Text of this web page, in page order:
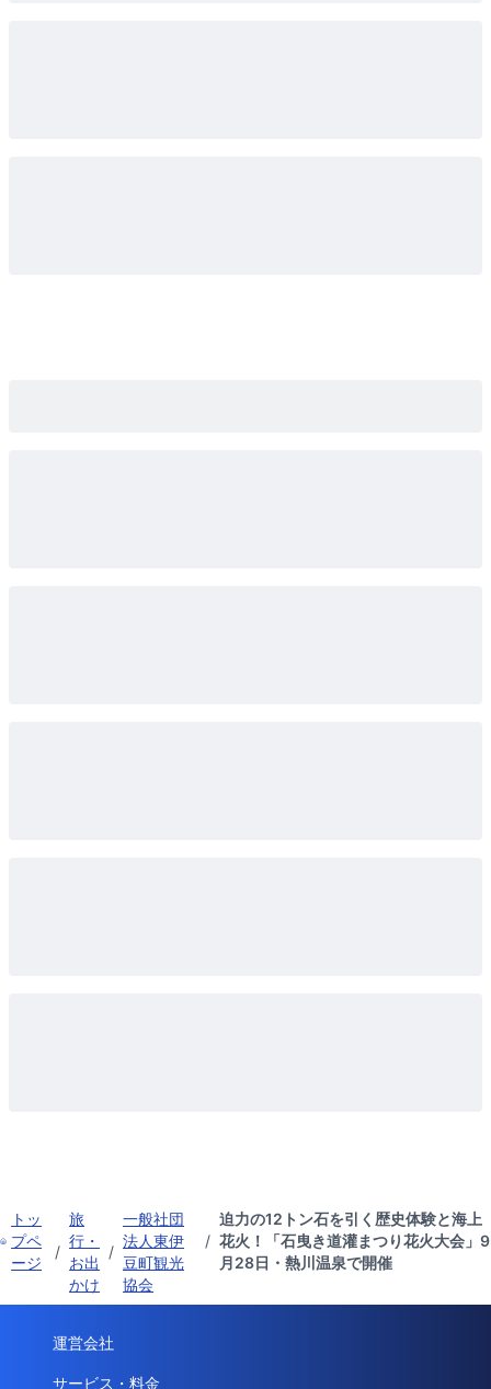
トッ
プペ
ージ
/
旅
行・
お出
かけ
/
一般社団
法人東伊
豆町観光
協会
/
迫力の12トン石を引く歴史体験と海上
花火！「石曳き道灌まつり花火大会」9
月28日・熱川温泉で開催
運営会社
サービス・料金